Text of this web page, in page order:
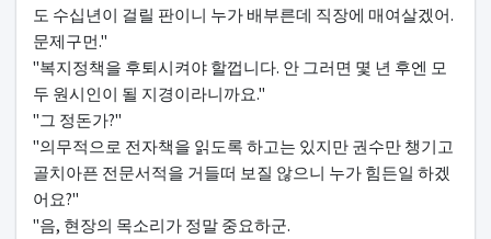
도 수십년이 걸릴 판이니 누가 배부른데 직장에 매여살겠어.
문제구먼."
"복지정책을 후퇴시켜야 할껍니다. 안 그러면 몇 년 후엔 모
두 원시인이 될 지경이라니까요."
"그 정돈가?"
"의무적으로 전자책을 읽도록 하고는 있지만 권수만 챙기고
골치아픈 전문서적을 거들떠 보질 않으니 누가 힘든일 하겠
어요?"
"음, 현장의 목소리가 정말 중요하군.